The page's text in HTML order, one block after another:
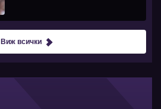
Виж всички